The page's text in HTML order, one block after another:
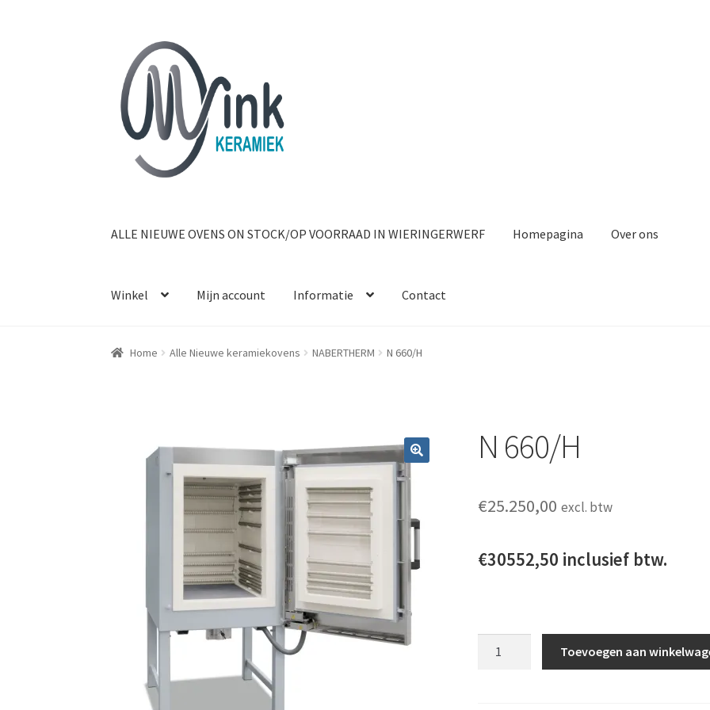
Ga door naar navigatie
Ga naar de inhoud
ALLE NIEUWE OVENS ON STOCK/OP VOORRAAD IN WIERINGERWERF Homepagina Over ons
Winkel Mijn account Informatie Contact
Home Alle Nieuwe keramiekovens NABERTHERM N 660/H
N 660/H
€25.250,00 excl. btw
€30552,50 inclusief btw.
Toevoegen aan